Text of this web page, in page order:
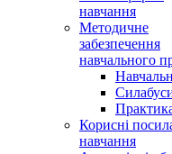
навчання
Методичне
забезпечення
навчального
Корисні
навчання